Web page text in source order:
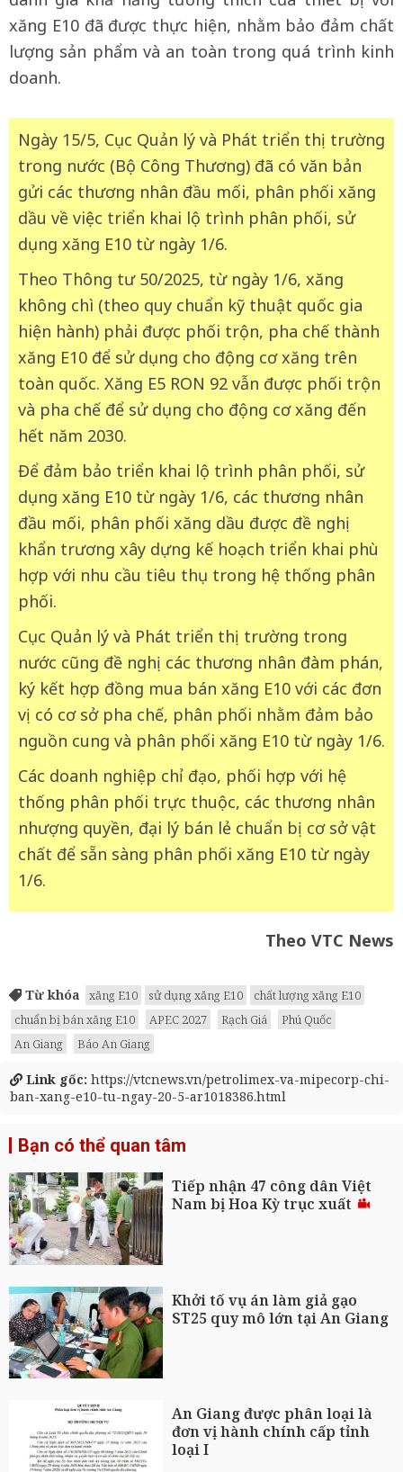
xăng E10 đã được thực hiện, nhằm bảo đảm chất
lượng sản phẩm và an toàn trong quá trình kinh
doanh.
Ngày 15/5, Cục Quản lý và Phát triển thị trường
trong nước (Bộ Công Thương) đã có văn bản
gửi các thương nhân đầu mối, phân phối xăng
dầu về việc triển khai lộ trình phân phối, sử
dụng xăng E10 từ ngày 1/6.
Theo Thông tư 50/2025, từ ngày 1/6, xăng
không chì (theo quy chuẩn kỹ thuật quốc gia
hiện hành) phải được phối trộn, pha chế thành
xăng E10 để sử dụng cho động cơ xăng trên
toàn quốc. Xăng E5 RON 92 vẫn được phối trộn
và pha chế để sử dụng cho động cơ xăng đến
hết năm 2030.
Để đảm bảo triển khai lộ trình phân phối, sử
dụng xăng E10 từ ngày 1/6, các thương nhân
đầu mối, phân phối xăng dầu được đề nghị
khẩn trương xây dựng kế hoạch triển khai phù
hợp với nhu cầu tiêu thụ trong hệ thống phân
phối.
Cục Quản lý và Phát triển thị trường trong
nước cũng đề nghị các thương nhân đàm phán,
ký kết hợp đồng mua bán xăng E10 với các đơn
vị có cơ sở pha chế, phân phối nhằm đảm bảo
nguồn cung và phân phối xăng E10 từ ngày 1/6.
Các doanh nghiệp chỉ đạo, phối hợp với hệ
thống phân phối trực thuộc, các thương nhân
nhượng quyền, đại lý bán lẻ chuẩn bị cơ sở vật
chất để sẵn sàng phân phối xăng E10 từ ngày
1/6.
Theo VTC News
Từ khóa xăng E10 sử dụng xăng E10
chất lượng xăng E10
chuẩn bị bán xăng E10
APEC 2027 Rạch Giá
Phú Quốc
An Giang
Báo An Giang
Link gốc: https://vtcnews.vn/petrolimex-va-mipecorp-chi-
ban-xang-e10-tu-ngay-20-5-ar1018386.html
Bạn có thể quan tâm
Tiếp nhận 47 công dân Việt
Nam bị Hoa Kỳ trục xuất
Khởi tố vụ án làm giả gạo
ST25 quy mô lớn tại An Giang
An Giang được phân loại là
đơn vị hành chính cấp tỉnh
loại I